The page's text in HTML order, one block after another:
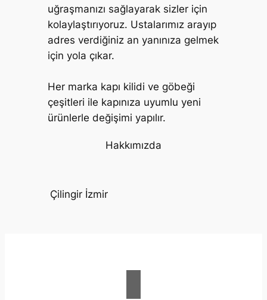
uğraşmanızı sağlayarak sizler için
kolaylaştırıyoruz. Ustalarımız arayıp
adres verdiğiniz an yanınıza gelmek
için yola çıkar.
Her marka kapı kilidi ve göbeği
çeşitleri ile kapınıza uyumlu yeni
ürünlerle değişimi yapılır.
Hakkımızda
Çilingir İzmir